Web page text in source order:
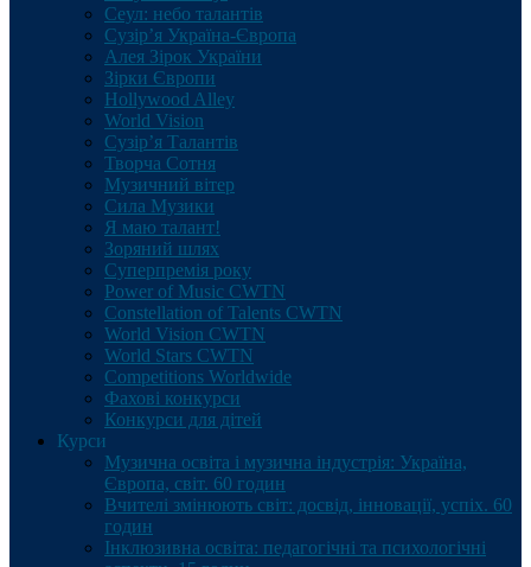
Сеул: небо талантів
Сузір’я Україна-Європа
Алея Зірок України
Зірки Європи
Hollywood Alley
World Vision
Сузір’я Талантів
Творча Сотня
Музичний вітер
Сила Музики
Я маю талант!
Зоряний шлях
Суперпремія року
Power of Music CWTN
Constellation of Talents CWTN
World Vision CWTN
World Stars CWTN
Competitions Worldwide
Фахові конкурси
Конкурси для дітей
Курси
Музична освіта і музична індустрія: Україна,
Європа, світ. 60 годин
Вчителі змінюють світ: досвід, інновації, успіх. 60
годин
Інклюзивна освіта: педагогічні та психологічні